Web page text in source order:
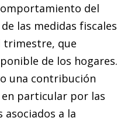
del
las medidas fiscales
trimestre, que
de los hogares.
una contribución
particular por las
a la